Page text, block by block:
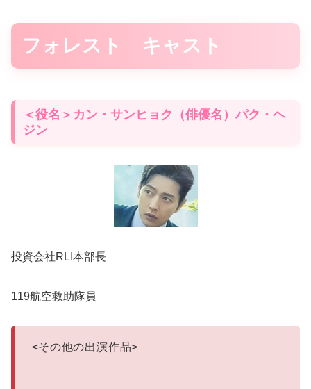
フォレスト キャスト
＜役名＞カン・サンヒョク（俳優名）パク・ヘ
ジン
投資会社RLI本部長
119航空救助隊員
<その他の出演作品>